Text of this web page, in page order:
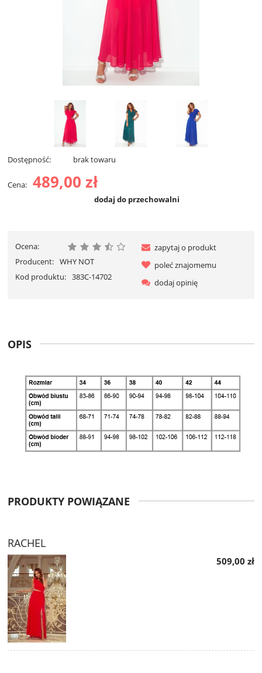
Dostępność: brak towaru
Cena: 489,00 zł
dodaj do przechowalni
Ocena:
Producent: WHY NOT
Kod produktu: 383C-14702
zapytaj o produkt
poleć znajomemu
dodaj opinię
OPIS
PRODUKTY POWIĄZANE
RACHEL
509,00 zł